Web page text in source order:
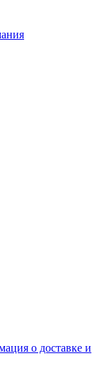
о доставке и